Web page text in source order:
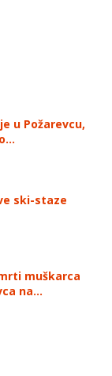
u Požarevcu,
ski-staze
muškarca
na...